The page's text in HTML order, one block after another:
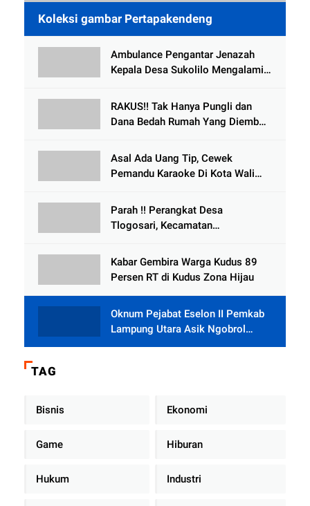
Koleksi gambar Pertapakendeng
Ambulance Pengantar Jenazah
Kepala Desa Sukolilo Mengalami
Meninggal Dunia
RAKUS!! Tak Hanya Pungli dan
Dana Bedah Rumah Yang Diembat,
Tlogowungu, di Duga
Selewengkan Bantuan Mushola
Asal Ada Uang Tip, Cewek
Pemandu Karaoke Di Kota Wali
Parah !! Perangkat Desa
Tlogosari, Kecamatan
Rumah dari BAZNAS
Kabar Gembira Warga Kudus 89
Persen RT di Kudus Zona Hijau
Oknum Pejabat Eselon II Pemkab
Lampung Utara Asik Ngobrol
Dengan Teman Kencan Wanitanya
TAG
Bisnis Ekonomi
Game Hiburan
Hukum Industri